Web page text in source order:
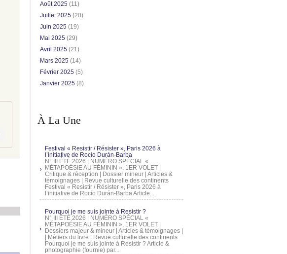
Août 2025 (11)
Juillet 2025 (20)
Juin 2025 (19)
Mai 2025 (29)
Avril 2025 (21)
Mars 2025 (14)
Février 2025 (5)
Janvier 2025 (8)
À La Une
Festival « Resistir / Résister », Paris 2026 à
l’initiative de Rocío Durán-Barba
N° III ÉTÉ 2026 | NUMÉRO SPÉCIAL «
MÉTAPOÉSIE AU FÉMININ », 1ER VOLET |
Critique & réception | Dossier mineur | Articles &
témoignages | Revue culturelle des continents
Festival « Resistir / Résister », Paris 2026 à
l’initiative de Rocío Durán-Barba Article...
Pourquoi je me suis jointe à Resistir ?
N° III ÉTÉ 2026 | NUMÉRO SPÉCIAL «
MÉTAPOÉSIE AU FÉMININ », 1ER VOLET |
Dossiers majeur & mineur | Articles & témoignages |
| Métiers du livre | Revue culturelle des continents
Pourquoi je me suis jointe à Resistir ? Article &
photographie (fournie) par...